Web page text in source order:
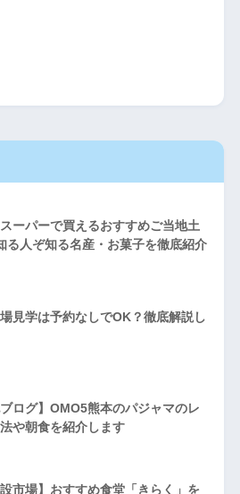
スーパーで買えるおすすめご当地土
る人ぞ知る名産・お菓子を徹底紹介
見学は予約なしでOK？徹底解説し
ブログ】OMO5熊本のパジャマのレ
や朝食を紹介します
設市場】おすすめ食堂「きらく」を